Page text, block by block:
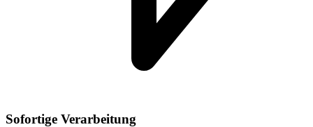
Sofortige Verarbeitung